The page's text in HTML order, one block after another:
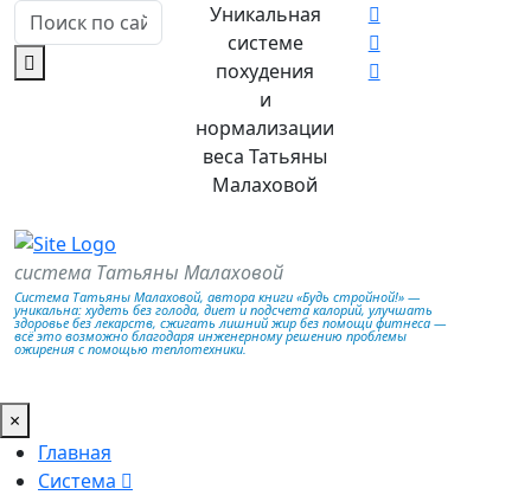
Уникальная
системе
похудения
и
нормализации
веса Татьяны
Малаховой
система Татьяны Малаховой
Система Татьяны Малаховой, автора книги «Будь стройной!» —
уникальна: худеть без голода, диет и подсчета калорий, улучшать
здоровье без лекарств, сжигать лишний жир без помощи фитнеса —
всё это возможно благодаря инженерному решению проблемы
ожирения с помощью теплотехники.
×
Главная
Система